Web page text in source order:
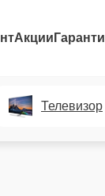
Акции
Телевизор